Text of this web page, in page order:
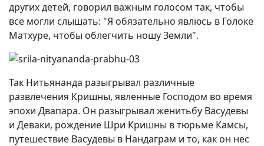
других детей, говорил важным голосом так, чтобы
все могли слышать: "Я обязательно явлюсь в Голоке
Матхуре, чтобы облегчить ношу Земли".
Так Нитьянанда разыгрывал различные
развлечения Кришны, явленные Господом во время
эпохи Двапара. Он разыгрывал женитьбу Васудевы
и Деваки, рождение Шри Кришны в тюрьме Камсы,
путешествие Васудевы в Нандаграм и то, как он нес